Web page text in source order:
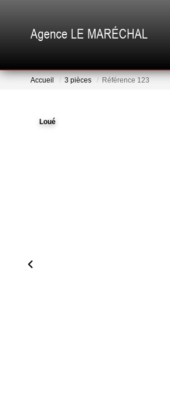
Accueil 3 pièces Référence 123
Loué